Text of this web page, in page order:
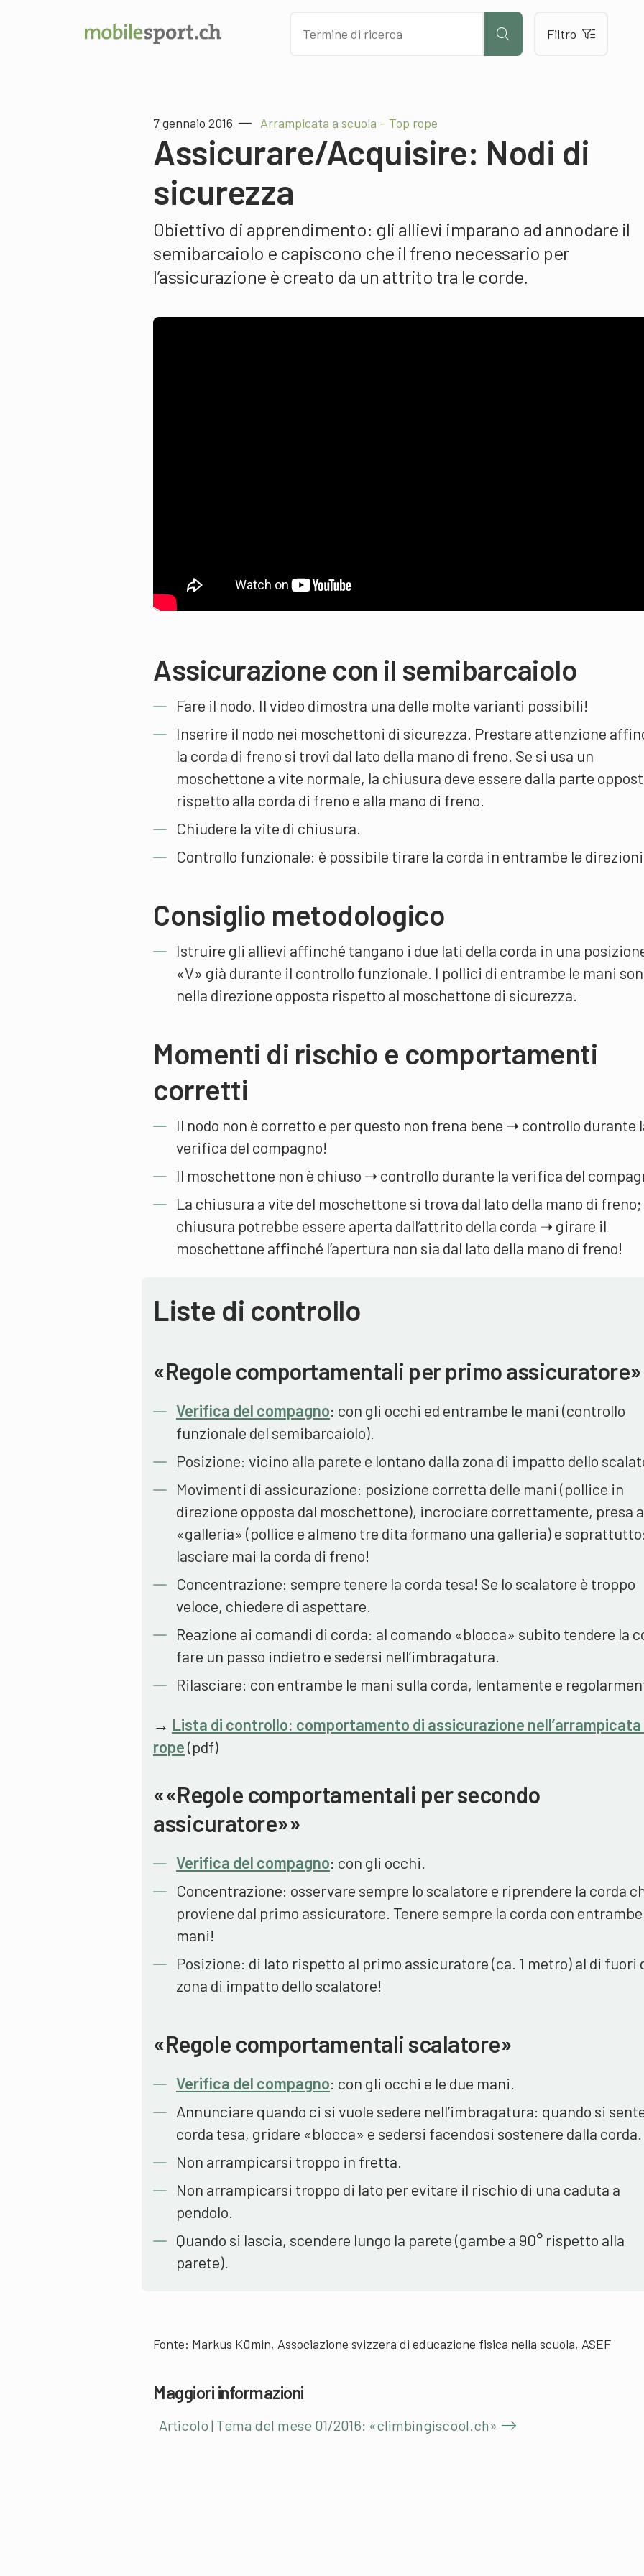
Filtro
7 gennaio 2016 Arrampicata a scuola – Top rope
Assicurare/Acquisire: Nodi di
sicurezza
Obiettivo di apprendimento: gli allievi imparano ad annodare il
semibarcaiolo e capiscono che il freno necessario per
l’assicurazione è creato da un attrito tra le corde.
Assicurazione con il semibarcaiolo
Fare il nodo. Il video dimostra una delle molte varianti possibili!
Inserire il nodo nei moschettoni di sicurezza. Prestare attenzione
la corda di freno si trovi dal lato della mano di freno. Se si usa un
moschettone a vite normale, la chiusura deve essere dalla parte
rispetto alla corda di freno e alla mano di freno.
Chiudere la vite di chiusura.
Controllo funzionale: è possibile tirare la corda in entrambe le direzioni.
Consiglio metodologico
Istruire gli allievi affinché tangano i due lati della corda in una
«V» già durante il controllo funzionale. I pollici di entrambe le mani
nella direzione opposta rispetto al moschettone di sicurezza.
Momenti di rischio e comportamenti
corretti
Il nodo non è corretto e per questo non frena bene ➝ controllo durante
verifica del compagno!
Il moschettone non è chiuso ➝ controllo durante la verifica del
La chiusura a vite del moschettone si trova dal lato della mano di freno;
chiusura potrebbe essere aperta dall’attrito della corda ➝ girare il
moschettone affinché l’apertura non sia dal lato della mano di freno!
Liste di controllo
«Regole comportamentali per primo assicuratore»
Verifica del compagno: con gli occhi ed entrambe le mani (controllo
funzionale del semibarcaiolo).
Posizione: vicino alla parete e lontano dalla zona di impatto dello
Movimenti di assicurazione: posizione corretta delle mani (pollice in
direzione opposta dal moschettone), incrociare correttamente, presa a
«galleria» (pollice e almeno tre dita formano una galleria) e
lasciare mai la corda di freno!
Concentrazione: sempre tenere la corda tesa! Se lo scalatore è troppo
veloce, chiedere di aspettare.
Reazione ai comandi di corda: al comando «blocca» subito tendere la
fare un passo indietro e sedersi nell’imbragatura.
Rilasciare: con entrambe le mani sulla corda, lentamente e
→ Lista di controllo: comportamento di assicurazione
rope(pdf)
««Regole comportamentali per secondo
assicuratore»»
Verifica del compagno: con gli occhi.
Concentrazione: osservare sempre lo scalatore e riprendere la corda
proviene dal primo assicuratore. Tenere sempre la corda con
mani!
Posizione: di lato rispetto al primo assicuratore (ca. 1 metro) al di fuori
zona di impatto dello scalatore!
«Regole comportamentali scalatore»
Verifica del compagno: con gli occhi e le due mani.
Annunciare quando ci si vuole sedere nell’imbragatura: quando si
corda tesa, gridare «blocca» e sedersi facendosi sostenere dalla corda.
Non arrampicarsi troppo in fretta.
Non arrampicarsi troppo di lato per evitare il rischio di una caduta a
pendolo.
Quando si lascia, scendere lungo la parete (gambe a 90° rispetto alla
parete).
Fonte: Markus Kümin, Associazione svizzera di educazione fisica nella scuola, ASEF
Maggiori informazioni
Articolo | Tema del mese 01/2016: «climbingiscool.ch»